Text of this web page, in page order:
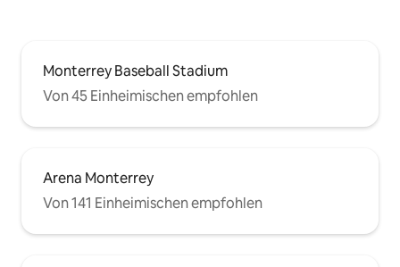
Monterrey Baseball Stadium
Von 45 Einheimischen empfohlen
Arena Monterrey
Von 141 Einheimischen empfohlen